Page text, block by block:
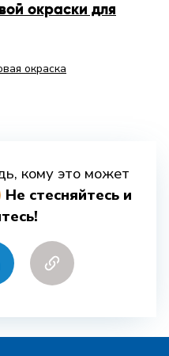
окраски для
окраска
кому это может
Hе стесняйтесь и